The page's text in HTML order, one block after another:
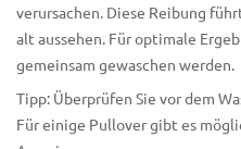
verursachen. Diese Reibung
alt aussehen. Für optimale
gemeinsam gewaschen werden.
Tipp: Überprüfen Sie vor dem
Für einige Pullover gibt es